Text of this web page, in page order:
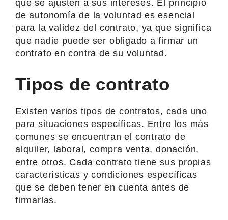
que se ajusten a sus intereses. El principio
de autonomía de la voluntad es esencial
para la validez del contrato, ya que significa
que nadie puede ser obligado a firmar un
contrato en contra de su voluntad.
Tipos de contrato
Existen varios tipos de contratos, cada uno
para situaciones específicas. Entre los más
comunes se encuentran el contrato de
alquiler, laboral, compra venta, donación,
entre otros. Cada contrato tiene sus propias
características y condiciones específicas
que se deben tener en cuenta antes de
firmarlas.